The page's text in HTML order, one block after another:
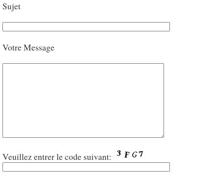
Sujet
Votre Message
Veuillez entrer le code suivant: